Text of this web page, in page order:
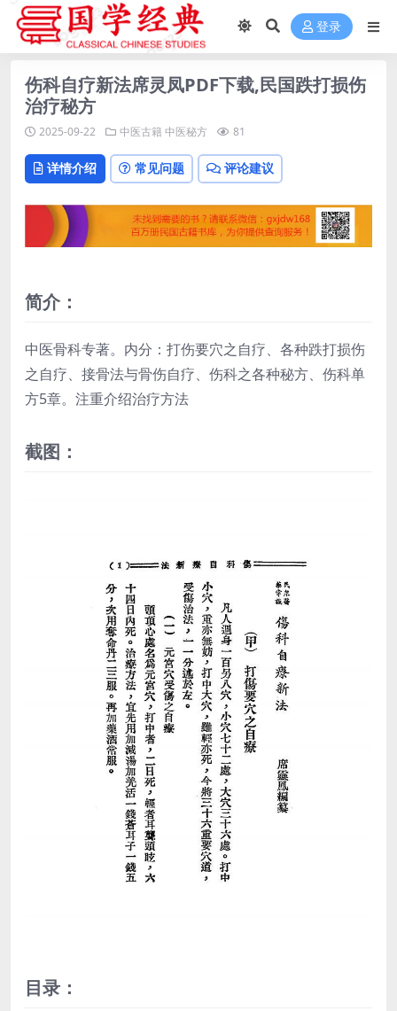
登录
伤科自疗新法席灵凤PDF下载,民国跌打损伤
治疗秘方
2025-09-22 中医古籍 中医秘方 81
详情介绍 常见问题 评论建议
简介：
中医骨科专著。内分：打伤要穴之自疗、各种跌打损伤
之自疗、接骨法与骨伤自疗、伤科之各种秘方、伤科单
方5章。注重介绍治疗方法
截图：
目录：